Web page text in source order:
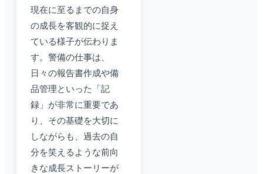
現在に至るまでの自身
の成長を客観的に捉え
ている様子が伝わりま
す。警備の仕事は、
日々の報告書作成や備
品管理といった「記
録」が非常に重要であ
り、その基礎を大切に
しながらも、過去の自
分を笑えるような前向
きな成長ストーリーが